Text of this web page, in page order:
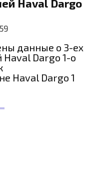
Haval Dargo
данные о 3-ех
Dargo 1-о
Haval Dargo 1